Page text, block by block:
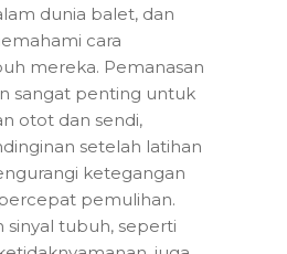
dunia balet, dan
cara
mereka. Pemanasan
sangat penting untuk
otot dan sendi,
setelah latihan
ketegangan
pemulihan.
sinyal tubuh, seperti